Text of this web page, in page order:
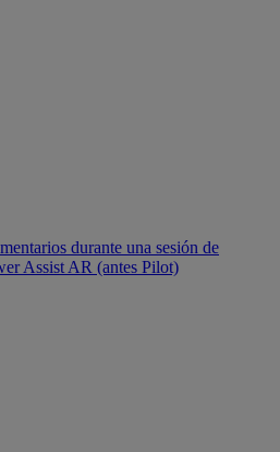
durante una sesión de
Assist AR (antes Pilot)